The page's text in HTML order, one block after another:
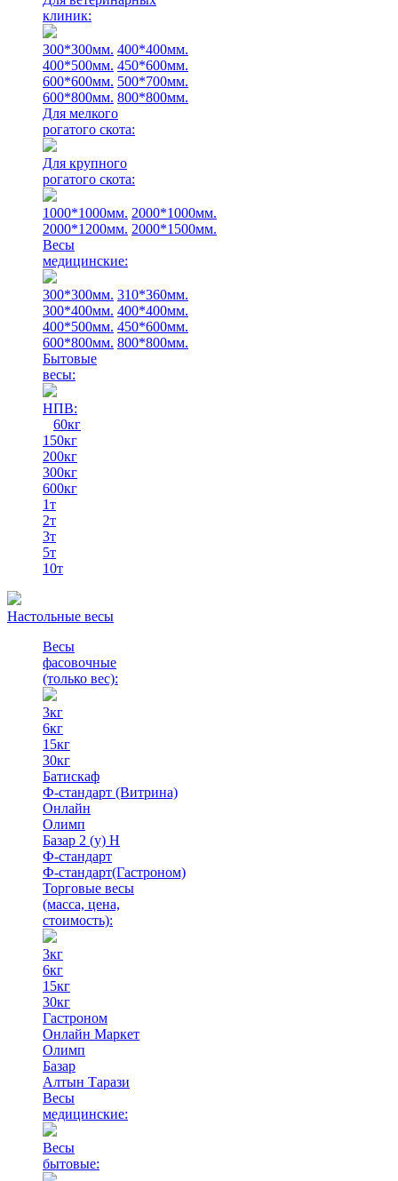
клиник:
300*300мм. 400*400мм.
400*500мм. 450*600мм.
600*600мм. 500*700мм.
600*800мм. 800*800мм.
Для мелкого
рогатого скота:
Для крупного
рогатого скота:
1000*1000мм. 2000*1000мм.
2000*1200мм. 2000*1500мм.
Весы
медицинские:
300*300мм. 310*360мм.
300*400мм. 400*400мм.
400*500мм. 450*600мм.
600*800мм. 800*800мм.
Бытовые
весы:
НПВ:
60кг
150кг
200кг
300кг
600кг
1т
2т
3т
5т
10т
Настольные весы
Весы
фасовочные
(только вес):
3кг
6кг
15кг
30кг
Батискаф
Ф-стандарт (Витрина)
Онлайн
Олимп
Базар 2 (у) Н
Ф-стандарт
Ф-стандарт(Гастроном)
Торговые весы
(масса, цена,
стоимость):
3кг
6кг
15кг
30кг
Гастроном
Онлайн Маркет
Олимп
Базар
Алтын Тарази
Весы
медицинские:
Весы
бытовые: